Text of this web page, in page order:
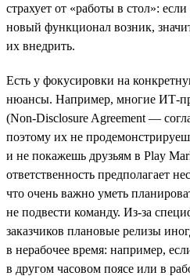
страхует от «работы в стол»:
новый функционал возник,
их внедрить.
Есть у фокусировки на
нюансы. Например, многие ИТ-
(Non-Disclosure Agreement —
поэтому их не
и не покажешь друзьям в Play
ответственность предполагает
что очень важно уметь
не подвести команду. Из-за
заказчиков плановые релизы
в нерабочее время: например,
в другом часовом поясе или в